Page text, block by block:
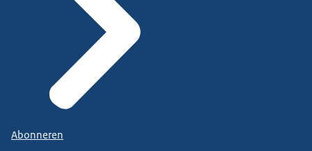
Abonneren